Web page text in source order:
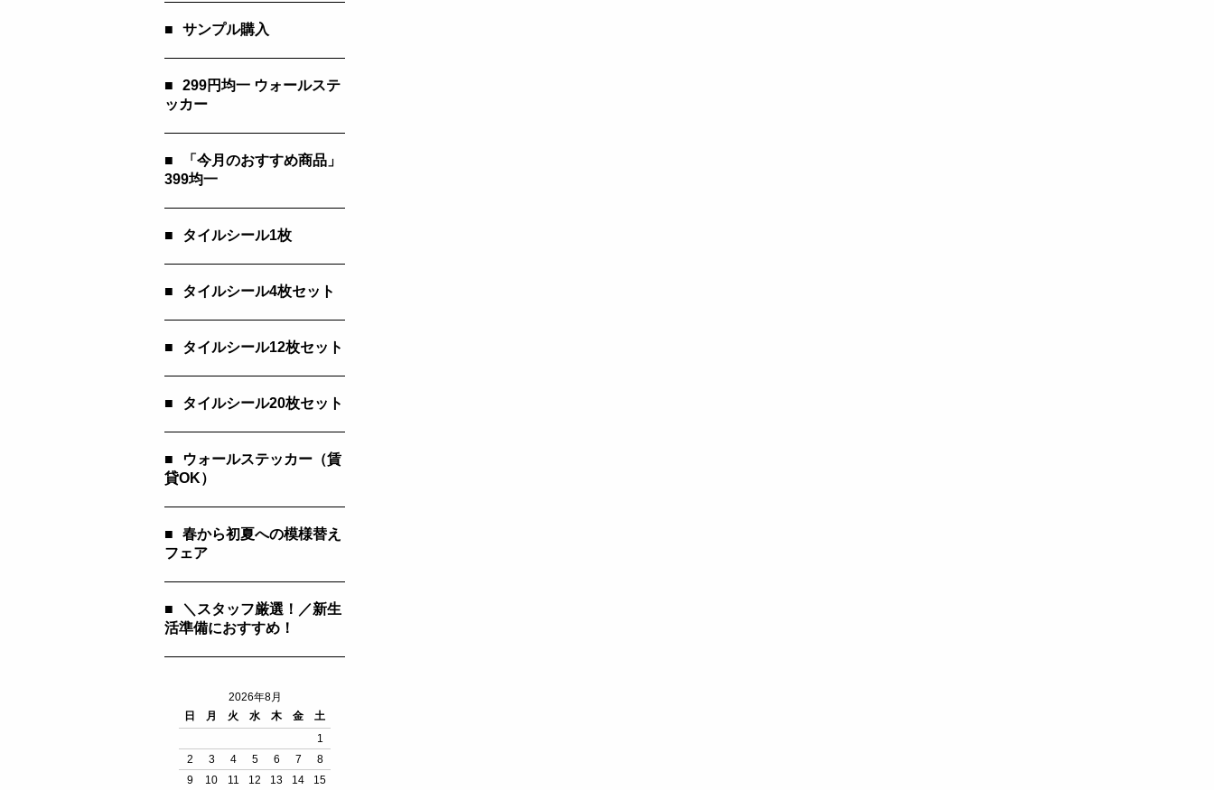
■ サンプル購入
■
299円均一 ウォールステ
ッカー
■
「今月のおすすめ商品」
399均一
■ タイルシール1枚
■ タイルシール4枚セット
■ タイルシール12枚セット
■ タイルシール20枚セット
■
ウォールステッカー（賃
貸OK）
■
春から初夏への模様替え
フェア
■
＼スタッフ厳選！／新生
活準備におすすめ！
2026年8月
日
月 火 水 木 金
土
1
2
3 4 5 6 7
8
9
10 11 12 13 14 15